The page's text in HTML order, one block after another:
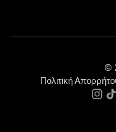
©
Πολιτική